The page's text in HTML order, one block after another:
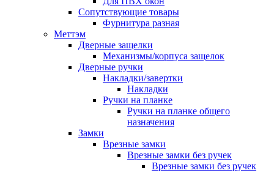
Сопутствующие товары
Фурнитура разная
Меттэм
Дверные защелки
Механизмы/корпуса защелок
Дверные ручки
Накладки/завертки
Накладки
Ручки на планке
Ручки на планке общего
назначения
Замки
Врезные замки
Врезные замки без ручек
Врезные замки без ручек